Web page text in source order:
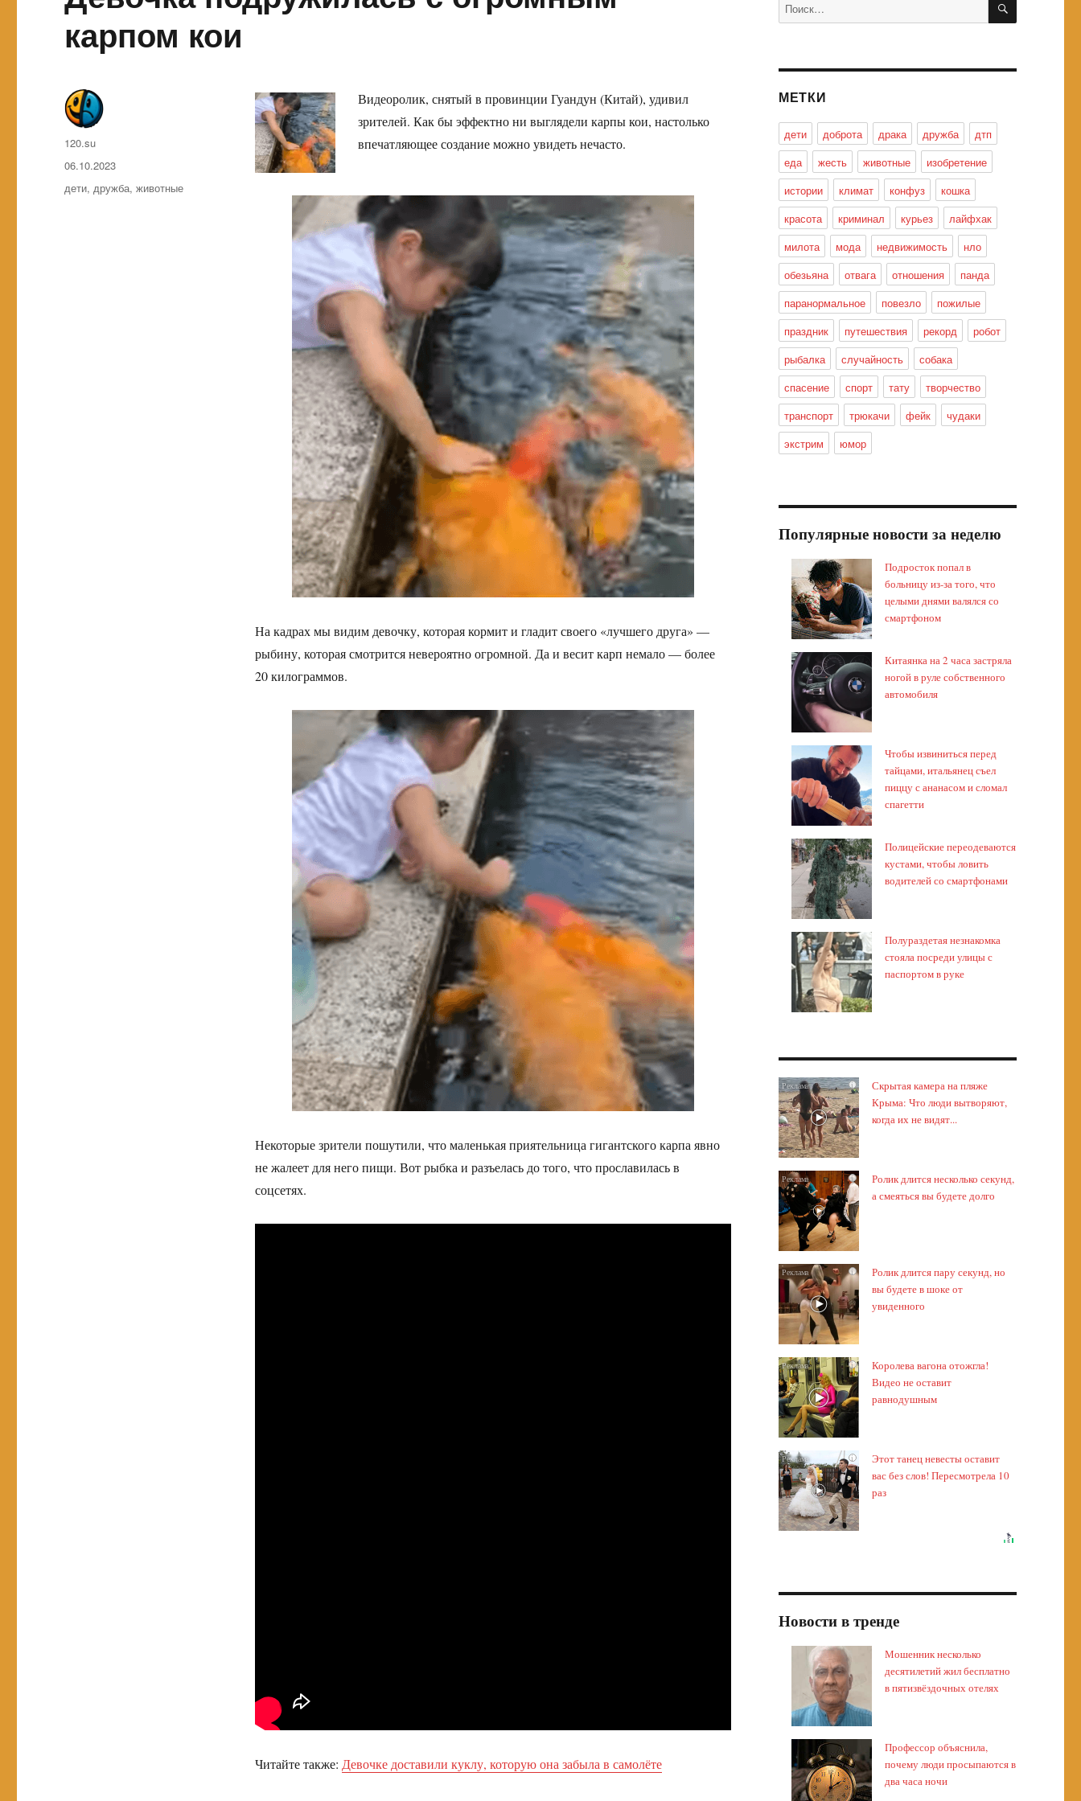
карпом кои
Видеоролик, снятый в провинции Гуандун (Китай), удивил
зрителей. Как бы эффектно ни выглядели карпы кои, настолько
впечатляющее создание можно увидеть нечасто.
На кадрах мы видим девочку, которая кормит и гладит своего «лучшего друга» —
рыбину, которая смотрится невероятно огромной. Да и весит карп немало — более
20 килограммов.
Некоторые зрители пошутили, что маленькая приятельница гигантского карпа явно
не жалеет для него пищи. Вот рыбка и разъелась до того, что прославилась в
соцсетях.
Читайте также: Девочке доставили куклу, которую она забыла в самолёте
Автор
120.su
Опубликовано
06.10.2023
Метки
дети,дружба,животные
МЕТКИ
дети доброта драка дружба
дтп
еда
жесть животные
изобретение
истории
климат конфуз
кошка
красота
криминал курьез
лайфхак
милота
мода недвижимость
нло
обезьяна
отвага отношения
панда
паранормальное
повезло
пожилые
праздник
путешествия рекорд
робот
рыбалка
случайность
собака
спасение
спорт тату
творчество
транспорт
трюкачи фейк
чудаки
экстрим
юмор
Популярные новости за неделю
Подросток попал в
больницу из-за того, что
целыми днями валялся со
смартфоном
Китаянка на 2 часа застряла
ногой в руле собственного
автомобиля
Чтобы извиниться перед
тайцами, итальянец съел
пиццу с ананасом и сломал
спагетти
Полицейские переодеваются
кустами, чтобы ловить
водителей со смартфонами
Полураздетая незнакомка
стояла посреди улицы с
паспортом в руке
i
Скрытая камера на пляже
Крыма: Что люди вытворяют,
когда их не видят...
i
Ролик длится несколько секунд,
а смеяться вы будете долго
i
Ролик длится пару секунд, но
вы будете в шоке от
увиденного
i
Королева вагона отожгла!
Видео не оставит
равнодушным
i
Этот танец невесты оставит
вас без слов! Пересмотрела 10
раз
Новости в тренде
Мошенник несколько
десятилетий жил бесплатно
в пятизвёздочных отелях
Профессор объяснила,
почему люди просыпаются в
два часа ночи